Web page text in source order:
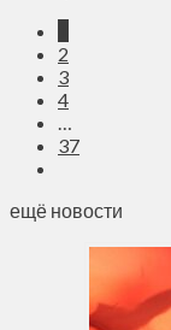
2
3
4
37
ещё новости